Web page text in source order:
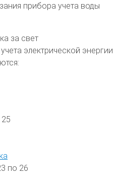
прибора учета воды
за свет
электрической энергии
по 26